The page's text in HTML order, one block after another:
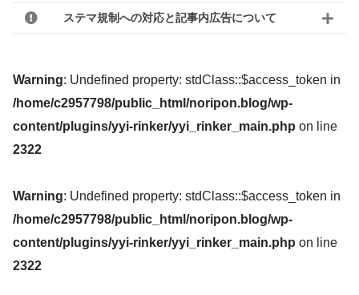
ステマ規制への対応と記事内広告について
Warning: Undefined property: stdClass::$access_token in
/home/c2957798/public_html/noripon.blog/wp-
content/plugins/yyi-rinker/yyi_rinker_main.php on line
2322
Warning: Undefined property: stdClass::$access_token in
/home/c2957798/public_html/noripon.blog/wp-
content/plugins/yyi-rinker/yyi_rinker_main.php on line
2322